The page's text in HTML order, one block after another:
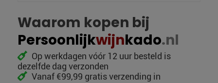
Waarom kopen bij
Persoonlijkwijnkado.nl
Op werkdagen vóór 12 uur besteld is
dezelfde dag verzonden
Vanaf €99,99 gratis verzending in